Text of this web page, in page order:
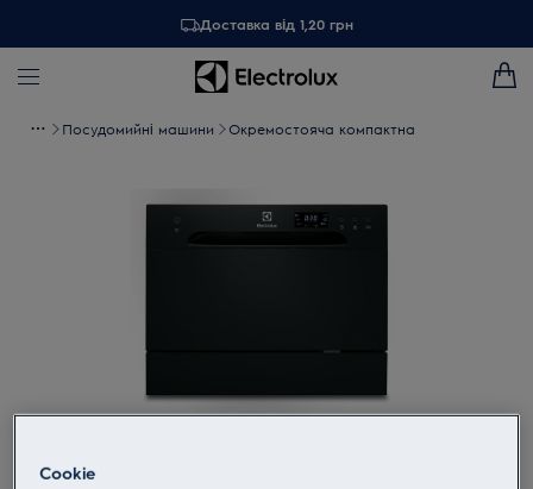
Доставка від 1,20 грн
Посудомийні машини Окремостояча компактна
Cookie